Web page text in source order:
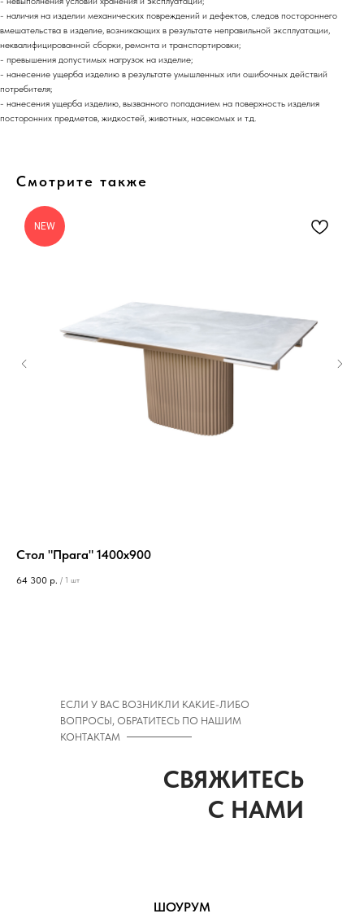
- наличия на изделии механических повреждений и дефектов, следов постороннего
вмешательства в изделие, возникающих в результате неправильной эксплуатации,
неквалифицированной сборки, ремонта и транспортировки;
- превышения допустимых нагрузок на изделие;
- нанесение ущерба изделию в результате умышленных или ошибочных действий
потребителя;
- нанесения ущерба изделию, вызванного попаданием на поверхность изделия
посторонних предметов, жидкостей, животных, насекомых и т.д.
Смотрите также
NEW
Стол "Прага" 1400х900
64 300 р. / 1 шт
ЕСЛИ У ВАС ВОЗНИКЛИ КАКИЕ-ЛИБО
ВОПРОСЫ, ОБРАТИТЕСЬ ПО НАШИМ
КОНТАКТАМ
СВЯЖИТЕСЬ
С НАМИ
ШОУРУМ